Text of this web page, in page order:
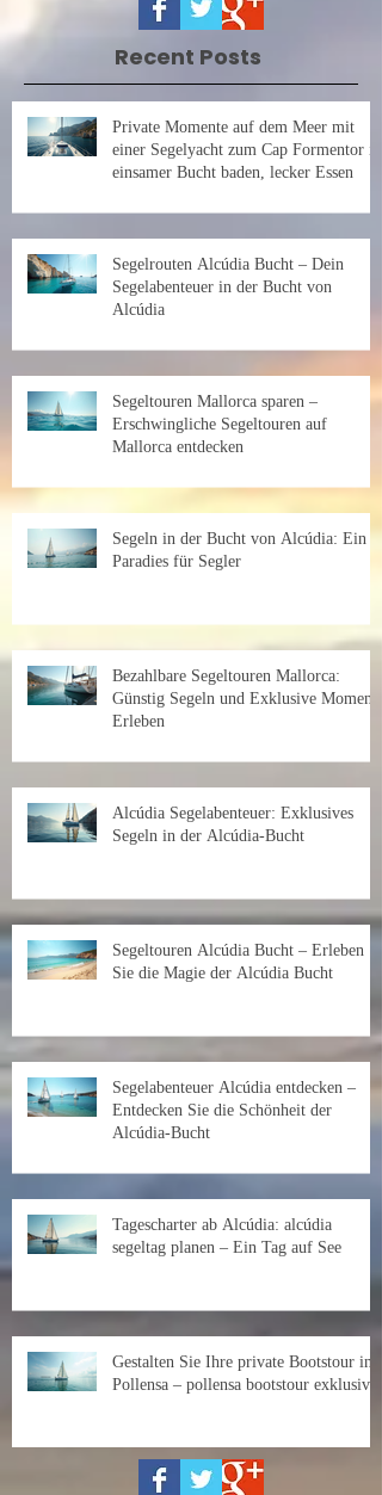
Recent Posts
Private Momente auf dem Meer mit
einer Segelyacht zum Cap Formentor in
einsamer Bucht baden, lecker Essen
Segelrouten Alcúdia Bucht – Dein
Segelabenteuer in der Bucht von
Alcúdia
Segeltouren Mallorca sparen –
Erschwingliche Segeltouren auf
Mallorca entdecken
Segeln in der Bucht von Alcúdia: Ein
Paradies für Segler
Bezahlbare Segeltouren Mallorca:
Günstig Segeln und Exklusive Momente
Erleben
Alcúdia Segelabenteuer: Exklusives
Segeln in der Alcúdia-Bucht
Segeltouren Alcúdia Bucht – Erleben
Sie die Magie der Alcúdia Bucht
Segelabenteuer Alcúdia entdecken –
Entdecken Sie die Schönheit der
Alcúdia-Bucht
Tagescharter ab Alcúdia: alcúdia
segeltag planen – Ein Tag auf See
Gestalten Sie Ihre private Bootstour in
Pollensa – pollensa bootstour exklusiv